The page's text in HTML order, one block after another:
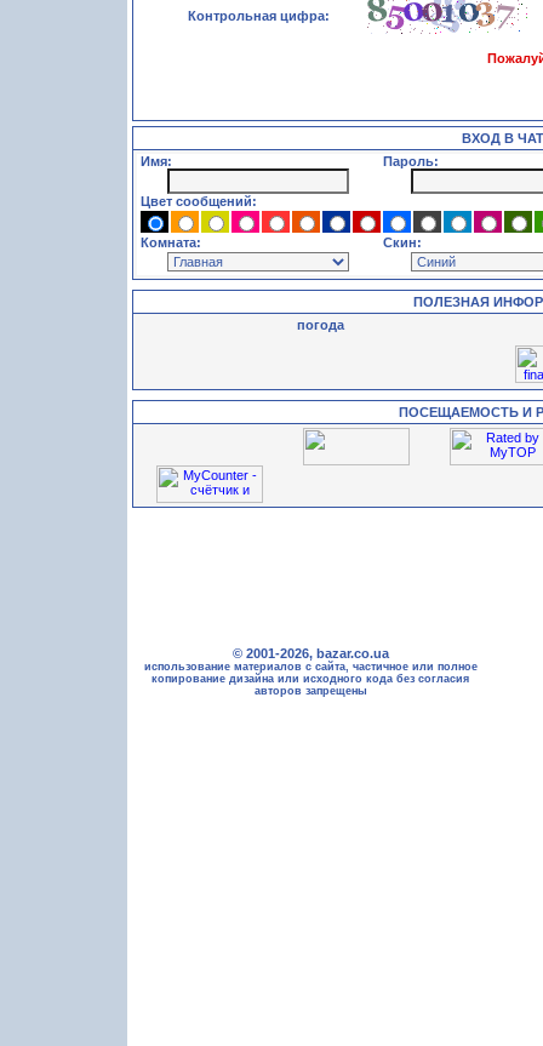
Контрольная цифра:
ВХОД В ЧАТ
Имя:
Пароль:
Цвет сообщений:
Комната: Скин:
ПОЛЕЗНАЯ
погода
ПОСЕЩАЕМОСТЬ И
© 2001-2026, bazar.co.ua
использование материалов с сайта, частичное или полное
копирование дизайна или исходного кода без согласия
авторов запрещены